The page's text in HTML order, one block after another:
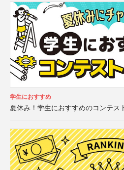
学生におすすめ
夏休み！学生におすすめのコンテス